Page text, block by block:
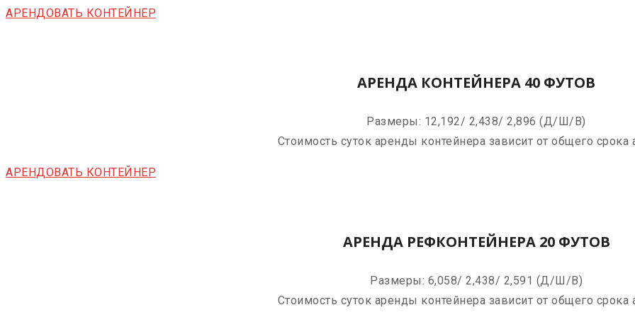
АРЕНДОВАТЬ КОНТЕЙНЕР
АРЕНДА КОНТЕЙНЕРА 40 ФУТОВ
Размеры: 12,192/ 2,438/ 2,896 (Д/Ш/В)
Стоимость суток аренды контейнера зависит от общего срока
АРЕНДОВАТЬ КОНТЕЙНЕР
АРЕНДА РЕФКОНТЕЙНЕРА 20 ФУТОВ
Размеры: 6,058/ 2,438/ 2,591 (Д/Ш/В)
Стоимость суток аренды контейнера зависит от общего срока